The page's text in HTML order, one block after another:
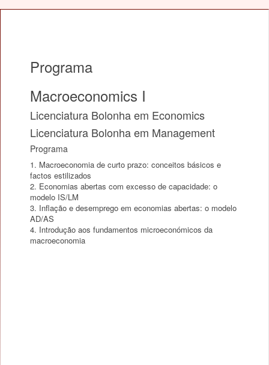
Programa
Macroeconomics I
Licenciatura Bolonha em Economics
Licenciatura Bolonha em Management
Programa
1. Macroeconomia de curto prazo: conceitos básicos e
factos estilizados
2. Economias abertas com excesso de capacidade: o
modelo IS/LM
3. Inflação e desemprego em economias abertas: o modelo
AD/AS
4. Introdução aos fundamentos microeconómicos da